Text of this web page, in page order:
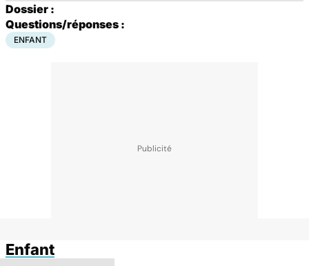
Dossier :
Questions/réponses :
ENFANT
Enfant